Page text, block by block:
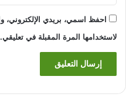
احفظ اسمي، بريدي الإلكتروني،
لاستخدامها المرة المقبلة في تعليقي.